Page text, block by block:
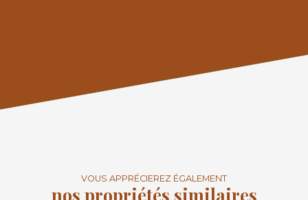
VOUS APPRÉCIEREZ ÉGALEMENT
nos propriétés similaires